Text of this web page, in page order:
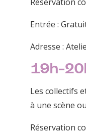
Entrée :
Adresse :
19h-
Les collectifs
à une scène
Réservation